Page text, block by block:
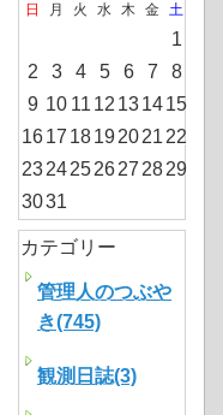
日 月 火 水 木 金 土
1
2
3 4 5 6 7
8
9 10 11 12 131415
1617 18192021 22
2324252627 2829
3031
カテゴリー
管理人のつぶや
き(745)
観測日誌(3)